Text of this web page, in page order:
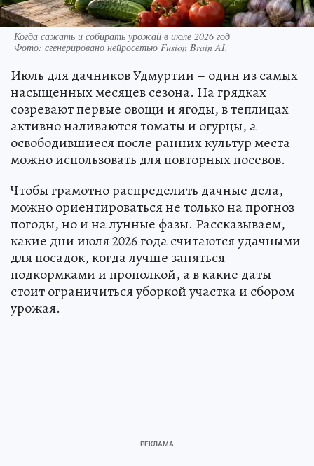
Когда сажать и собирать урожай в июле 2026 год
Фото: сгенерировано нейросетью Fusion Brain AI.
Июль для дачников Удмуртии – один из самых
насыщенных месяцев сезона. На грядках
созревают первые овощи и ягоды, в теплицах
активно наливаются томаты и огурцы, а
освободившиеся после ранних культур места
можно использовать для повторных посевов.
Чтобы грамотно распределить дачные дела,
можно ориентироваться не только на прогноз
погоды, но и на лунные фазы. Рассказываем,
какие дни июля 2026 года считаются удачными
для посадок, когда лучше заняться
подкормками и прополкой, а в какие даты
стоит ограничиться уборкой участка и сбором
урожая.